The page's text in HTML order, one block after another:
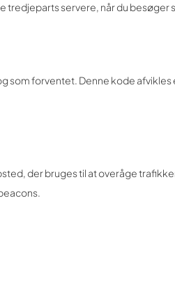
tredjeparts servere, når du besøger
som forventet. Denne kode afvikles
der bruges til at overåge